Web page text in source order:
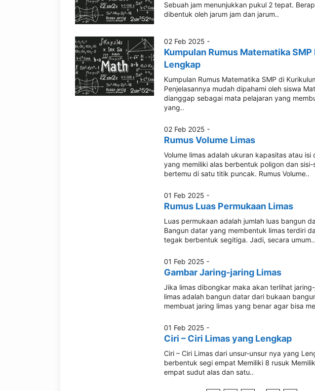
Sebuah jam menunjukkan pukul 2 tepat.
dibentuk oleh jarum jam dan jarum..
02 Feb 2025 -
Kumpulan Rumus Matematika
Lengkap
Kumpulan Rumus Matematika SMP di
Penjelasannya mudah dipahami oleh siswa
dianggap sebagai mata pelajaran yang
yang..
02 Feb 2025 -
Rumus Volume Limas
Volume limas adalah ukuran kapasitas atau
yang memiliki alas berbentuk poligon dan
bertemu di satu titik puncak. Rumus Volume..
01 Feb 2025 -
Rumus Luas Permukaan Limas
Luas permukaan adalah jumlah luas bangun
Bangun datar yang membentuk limas terdiri
tegak berbentuk segitiga. Jadi, secara umum..
01 Feb 2025 -
Gambar Jaring-jaring Limas
Jika limas dibongkar maka akan terlihat
limas adalah bangun datar dari bukaan
membuat jaring limas yang benar agar bisa
01 Feb 2025 -
Ciri – Ciri Limas yang Lengkap
Ciri – Ciri Limas dari unsur-unsur nya yang
berbentuk segi empat Memiliki 8 rusuk
empat sudut alas dan satu..